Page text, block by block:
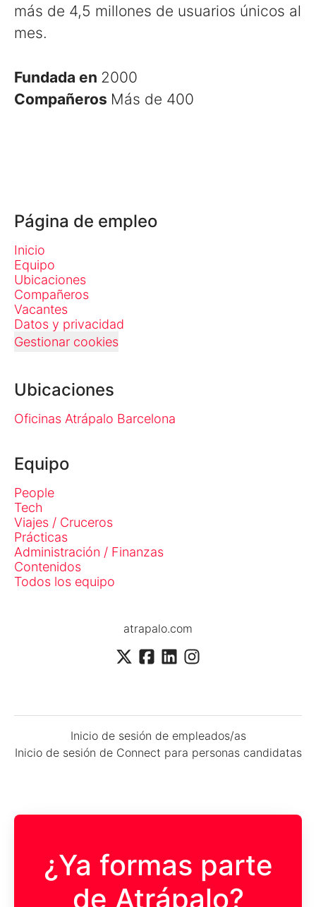
más de 4,5 millones de usuarios únicos al
mes.
Fundada en 2000
Compañeros Más de 400
Página de empleo
Inicio
Equipo
Ubicaciones
Compañeros
Vacantes
Datos y privacidad
Gestionar cookies
Ubicaciones
Oficinas Atrápalo Barcelona
Equipo
People
Tech
Viajes / Cruceros
Prácticas
Administración / Finanzas
Contenidos
Todos los equipo
atrapalo.com
Inicio de sesión de empleados/as
Inicio de sesión de Connect para personas candidatas
¿Ya formas parte
de Atrápalo?